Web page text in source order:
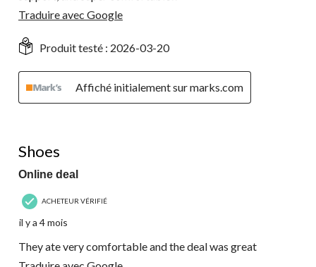
Traduire avec Google
Produit testé : 2026-03-20
Affiché initialement sur marks.com
Shoes
Online deal
ACHETEUR VÉRIFIÉ
il y a 4 mois
They ate very comfortable and the deal was great